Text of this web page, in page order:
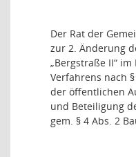
Der Rat der
zur 2. Änderung
„Bergstraße II“
Verfahrens nach
der öffentlichen
und Beteiligung
gem. § 4 Abs. 2